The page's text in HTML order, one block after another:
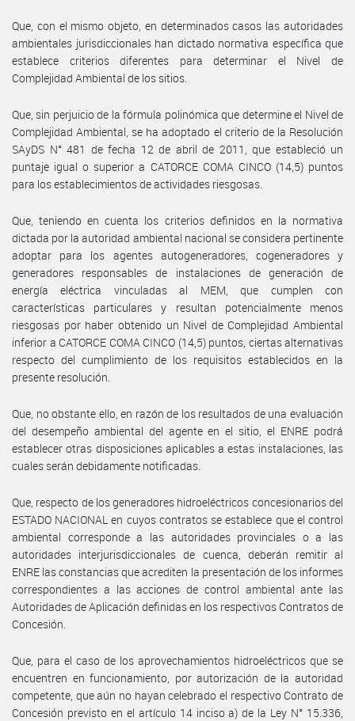
Que, con el mismo objeto, en determinados casos las autoridades
ambientales jurisdiccionales han dictado normativa específica que
establece criterios diferentes para determinar el Nivel de
Complejidad Ambiental de los sitios.
Que, sin perjuicio de la fórmula polinómica que determine el Nivel de
Complejidad Ambiental, se ha adoptado el criterio de la Resolución
SAyDS N° 481 de fecha 12 de abril de 2011, que estableció un
puntaje igual o superior a CATORCE COMA CINCO (14,5) puntos
para los establecimientos de actividades riesgosas.
Que, teniendo en cuenta los criterios definidos en la normativa
dictada por la autoridad ambiental nacional se considera pertinente
adoptar para los agentes autogeneradores, cogeneradores y
generadores responsables de instalaciones de generación de
energía eléctrica vinculadas al MEM, que cumplen con
características particulares y resultan potencialmente menos
riesgosas por haber obtenido un Nivel de Complejidad Ambiental
inferior a CATORCE COMA CINCO (14,5) puntos, ciertas alternativas
respecto del cumplimiento de los requisitos establecidos en la
presente resolución.
Que, no obstante ello, en razón de los resultados de una evaluación
del desempeño ambiental del agente en el sitio, el ENRE podrá
establecer otras disposiciones aplicables a estas instalaciones, las
cuales serán debidamente notificadas.
Que, respecto de los generadores hidroeléctricos concesionarios del
ESTADO NACIONAL en cuyos contratos se establece que el control
ambiental corresponde a las autoridades provinciales o a las
autoridades interjurisdiccionales de cuenca, deberán remitir al
ENRE las constancias que acrediten la presentación de los informes
correspondientes a las acciones de control ambiental ante las
Autoridades de Aplicación definidas en los respectivos Contratos de
Concesión.
Que, para el caso de los aprovechamientos hidroeléctricos que se
encuentren en funcionamiento, por autorización de la autoridad
competente, que aún no hayan celebrado el respectivo Contrato de
Concesión previsto en el artículo 14 inciso a) de la Ley N° 15.336,